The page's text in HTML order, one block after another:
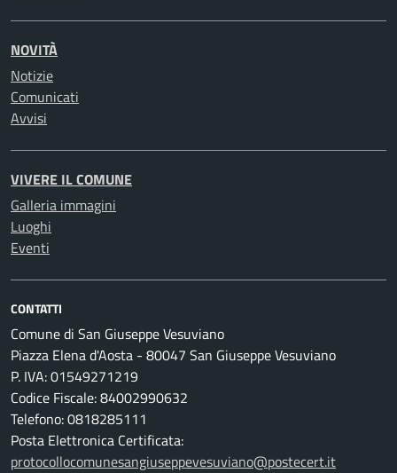
NOVITÀ
Notizie
Comunicati
Avvisi
VIVERE IL COMUNE
Galleria immagini
Luoghi
Eventi
CONTATTI
Comune di San Giuseppe Vesuviano
Piazza Elena d'Aosta - 80047 San Giuseppe Vesuviano
P. IVA: 01549271219
Codice Fiscale: 84002990632
Telefono: 0818285111
Posta Elettronica Certificata:
protocollocomunesangiuseppevesuviano@postecert.it